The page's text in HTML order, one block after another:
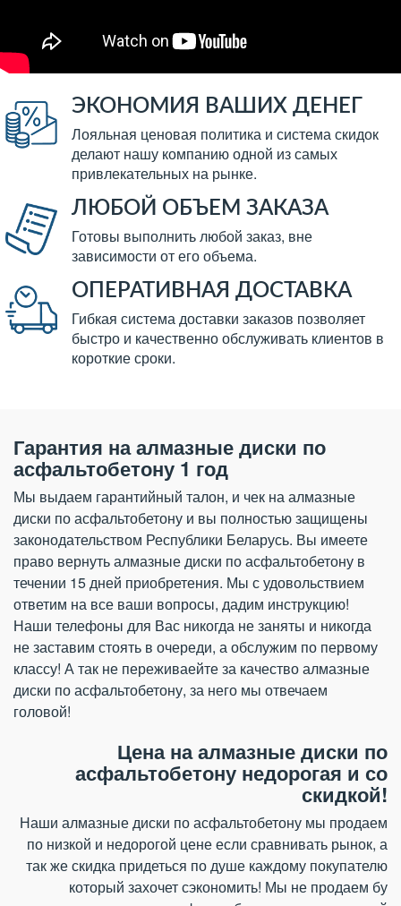
ЭКОНОМИЯ ВАШИХ ДЕНЕГ
Лояльная ценовая политика и система скидок
делают нашу компанию одной из самых
привлекательных на рынке.
ЛЮБОЙ ОБЪЕМ ЗАКАЗА
Готовы выполнить любой заказ, вне
зависимости от его объема.
ОПЕРАТИВНАЯ ДОСТАВКА
Гибкая система доставки заказов позволяет
быстро и качественно обслуживать клиентов в
короткие сроки.
Гарантия на алмазные диски по
асфальтобетону 1 год
Мы выдаем гарантийный талон, и чек на алмазные
диски по асфальтобетону и вы полностью защищены
законодательством Республики Беларусь. Вы имеете
право вернуть алмазные диски по асфальтобетону в
течении 15 дней приобретения. Мы с удовольствием
ответим на все ваши вопросы, дадим инструкцию!
Наши телефоны для Вас никогда не заняты и никогда
не заставим стоять в очереди, а обслужим по первому
классу! А так не переживаейте за качество алмазные
диски по асфальтобетону, за него мы отвечаем
головой!
Цена на алмазные диски по
асфальтобетону недорогая и со
скидкой!
Наши алмазные диски по асфальтобетону мы продаем
по низкой и недорогой цене если сравнивать рынок, а
так же скидка придеться по душе каждому покупателю
который захочет сэкономить! Мы не продаем бу